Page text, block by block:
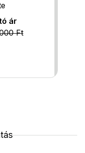
ár
Ft